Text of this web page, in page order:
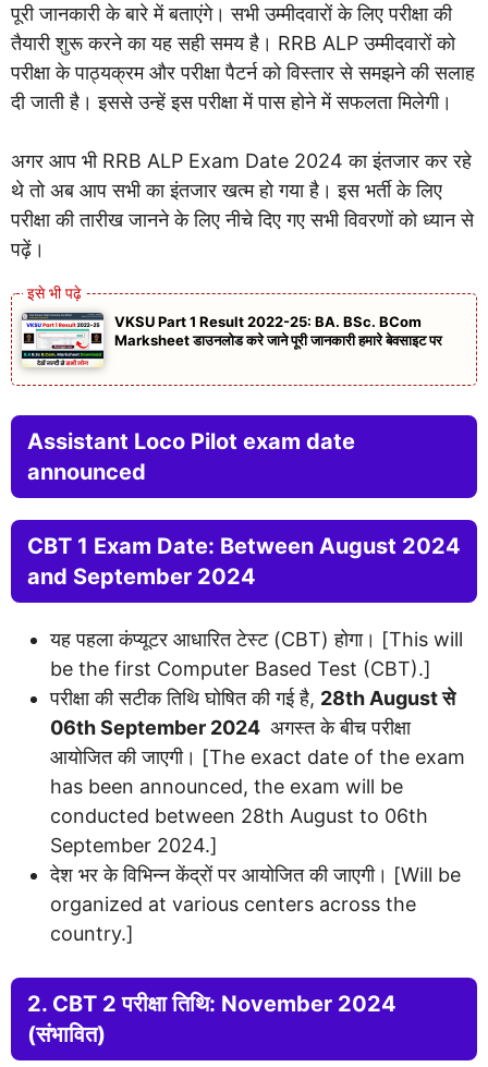
पूरी जानकारी के बारे में बताएंगे। सभी उम्मीदवारों के लिए परीक्षा की
तैयारी शुरू करने का यह सही समय है। RRB ALP उम्मीदवारों को
परीक्षा के पाठ्यक्रम और परीक्षा पैटर्न को विस्तार से समझने की सलाह
दी जाती है। इससे उन्हें इस परीक्षा में पास होने में सफलता मिलेगी।
अगर आप भी RRB ALP Exam Date 2024 का इंतजार कर रहे
थे तो अब आप सभी का इंतजार खत्म हो गया है। इस भर्ती के लिए
परीक्षा की तारीख जानने के लिए नीचे दिए गए सभी विवरणों को ध्यान से
पढ़ें।
VKSU Part 1 Result 2022-25: BA. BSc. BCom
Marksheet डाउनलोड करे जाने पूरी जानकारी हमारे बेवसाइट पर
Assistant Loco Pilot exam date
announced
CBT 1 Exam Date: Between August 2024
and September 2024
यह पहला कंप्यूटर आधारित टेस्ट (CBT) होगा। [This will
be the first Computer Based Test (CBT).]
परीक्षा की सटीक तिथि घोषित की गई है, 28th August से
06th September 2024 अगस्त के बीच परीक्षा
आयोजित की जाएगी। [The exact date of the exam
has been announced, the exam will be
conducted between 28th August to 06th
September 2024.]
देश भर के विभिन्न केंद्रों पर आयोजित की जाएगी। [Will be
organized at various centers across the
country.]
2. CBT 2 परीक्षा तिथि: November 2024
(संभावित)